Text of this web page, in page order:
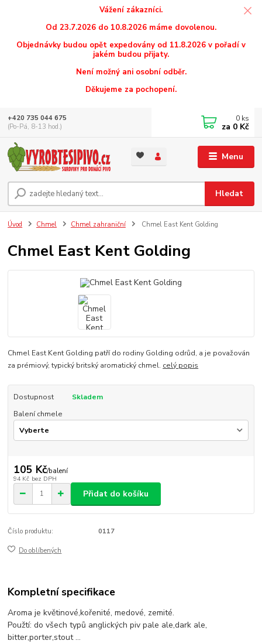
Vážení zákazníci.
Od 23.7.2026 do 10.8.2026 máme dovolenou.
Objednávky budou opět expedovány od 11.8.2026 v pořadí v
jakém budou přijaty.
Není možný ani osobní odběr.
Děkujeme za pochopení.
Menu
Hledat
+420 735 044 675
(Po-Pá, 8-13 hod.)
0 ks
za 0 Kč
Úvod Chmel Chmel zahraniční Chmel East Kent Golding
Chmel East Kent Golding
Chmel East Kent Golding patří do rodiny Golding odrůd, a je považován
za prémiový, typický britský aromatický chmel. celý popis
Dostupnost
Skladem
Balení chmele
105 Kč/balení
94 Kč bez DPH
Přidat do košíku
Číslo produktu: 0117
Do oblíbených
Kompletní specifikace
Aroma je květinové,kořenité, medové, zemité.
Použtí: do všech typů anglických piv pale ale,dark ale,
bitter,porter,stout ...